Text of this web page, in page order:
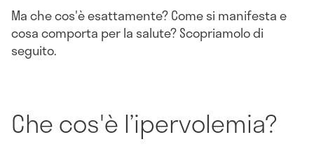
Ma che cos'è esattamente? Come si manifesta e
cosa comporta per la salute? Scopriamolo di
seguito.
Che cos'è l’ipervolemia?